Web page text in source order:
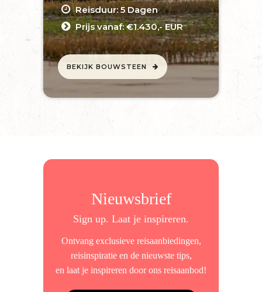
Reisduur: 5 Dagen
Prijs vanaf: €1.430,- EUR
BEKIJK BOUWSTEEN
Nieuwsbrief
Sign up. Laat je inspireren.
Ontvang exclusieve reisaanbiedingen,
reisinspiratie en de nieuwste tips,
en laat je inspireren door ons reisaanbod!